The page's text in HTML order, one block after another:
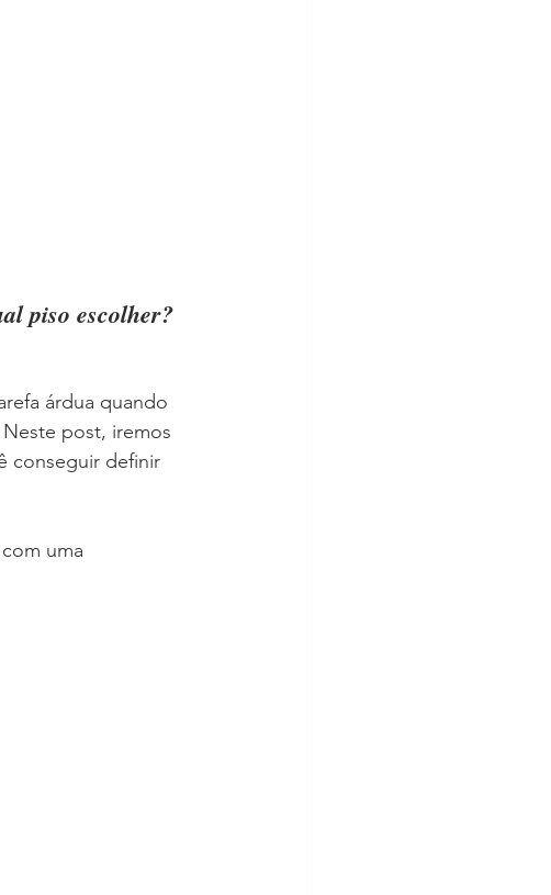
piso escolher?
árdua quando
post, iremos
conseguir definir
uma